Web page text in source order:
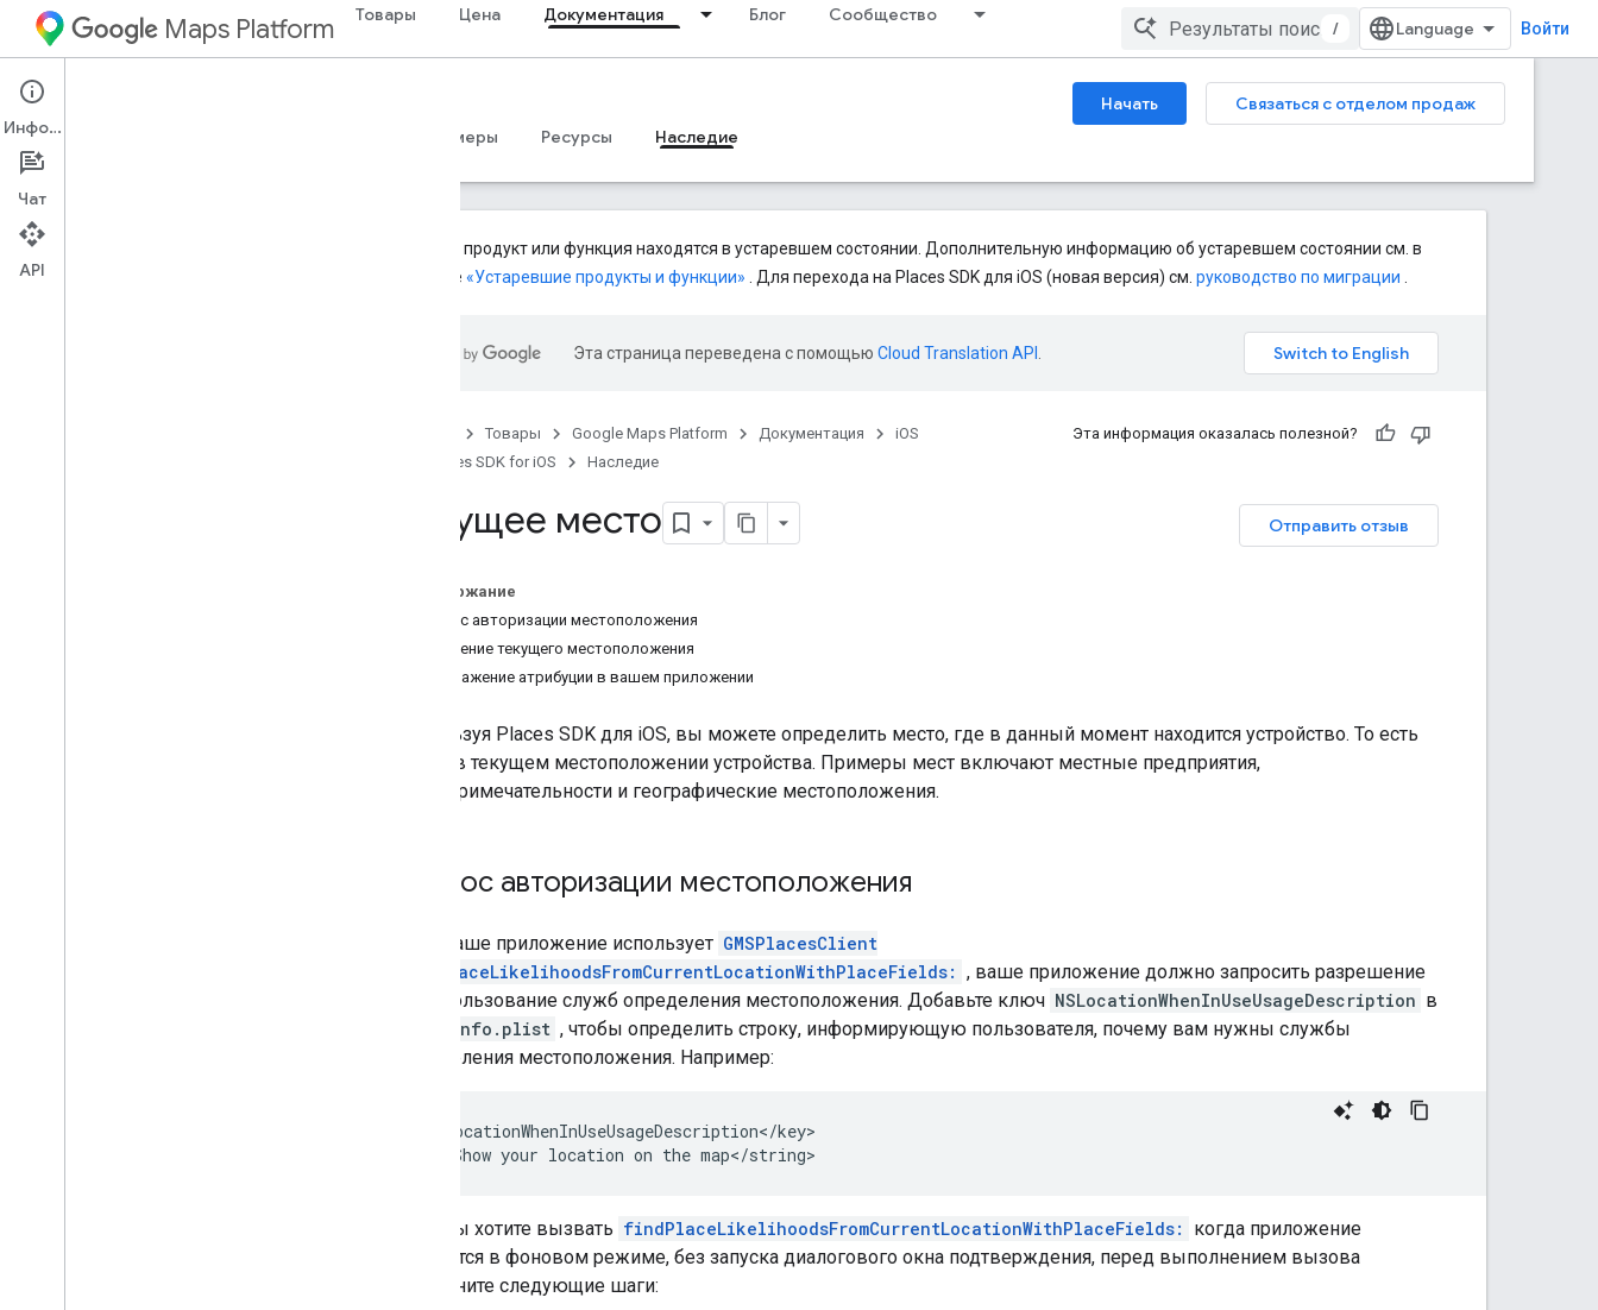
Maps Platform Товары Цена Документация Блог Сообщество
/ Войти
iOS Начать
Связаться с отделом продаж
Руководства
Примеры Ресурсы Наследие
Данный продукт или функция находятся в устаревшем состоянии. Дополнительную информацию об устаревшем состоянии см. в
разделе «Устаревшие продукты и функции» . Для перехода на Places SDK для iOS (новая версия) см. руководство по миграции
Эта страница переведена с помощью Cloud Translation API
Товары Google Maps Platform Документация
iOS
Places SDK for iOS
Наследие
Эта информация оказалась полезной?
Отправить отзыв
Текущее место
Содержание
Запрос авторизации местоположения
Получение текущего местоположения
Отображение атрибуции в вашем приложении
Используя Places SDK для iOS, вы можете определить место, где в данный момент находится устройство. То есть
место в текущем местоположении устройства. Примеры мест включают местные предприятия,
достопримечательности и географические местоположения.
Запрос авторизации местоположения
Если ваше приложение использует GMSPlacesClient
findPlaceLikelihoodsFromCurrentLocationWithPlaceFields: , ваше приложение должно запросить разрешение
на использование служб определения местоположения. Добавьте ключ NSLocationWhenInUseUsageDescription в
Info.plist , чтобы определить строку, информирующую пользователя, почему вам нужны службы
определения местоположения. Например:
<key>NSLocationWhenInUseUsageDescription</key>
<string>Show your location on the map</string>
Если вы хотите вызвать findPlaceLikelihoodsFromCurrentLocationWithPlaceFields:
когда приложение
находится в фоновом режиме, без запуска диалогового окна подтверждения, перед выполнением вызова
выполните следующие шаги:
Информация
Чат
API